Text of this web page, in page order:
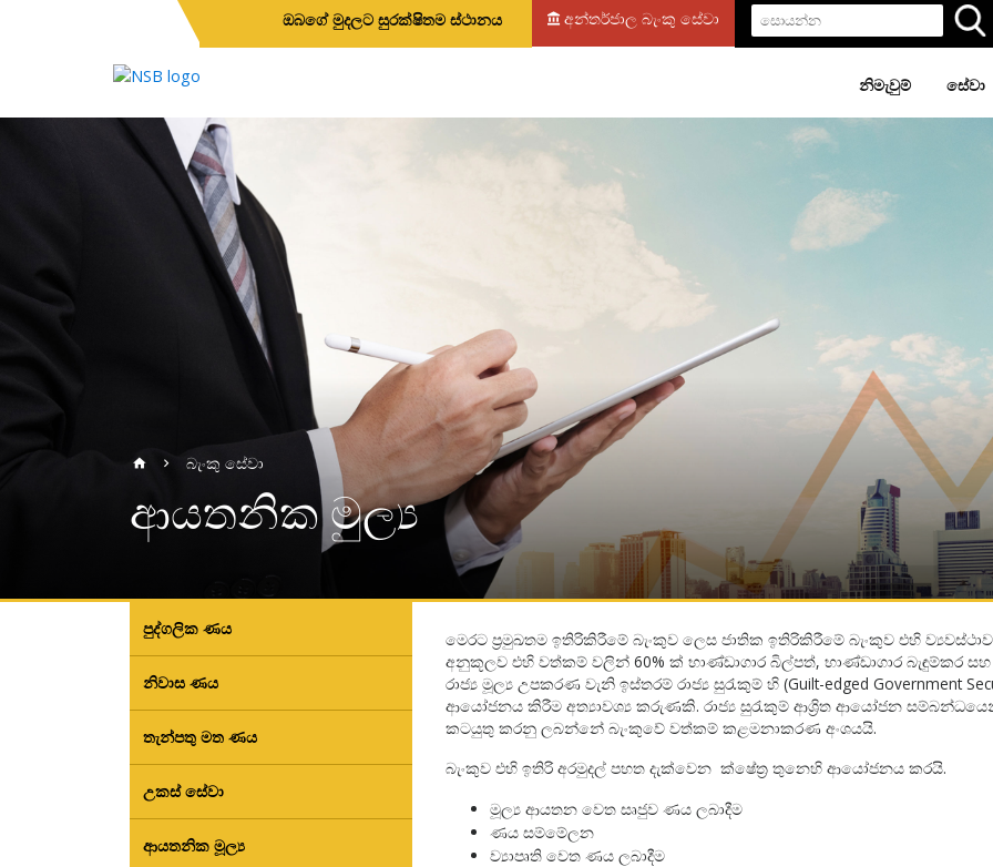
ඔබගේ මුදලට සුරක්ෂිතම ස්ථානය අන්තර්ජාල බැංකු සේවා
නිමැවුම් සේවා
බැංකු සේවා
ආයතනික මුල්‍ය
පුද්ගලික ණය
නිවාස ණය
තැන්පතු මත ණය
උකස් සේවා
ආයතනික මූල්‍ය
මෙරට ප‍්‍රමුඛතම ඉතිරිකිරීමේ බැංකුව ලෙස ජාතික ඉතිරිකිරීමේ බැංකුව එහි
අනුකූලව එහි වත්කම් වලින් 60% ක් භාණ්ඩාගාර බිල්පත්, භාණ්ඩාගාර බැඳුම්කර
රාජ්‍ය මූල්‍ය උපකරණ වැනි ඉස්තරම් රාජ්‍ය සුරැකුම් හි (Guilt-edged Government
ආයෝජනය කිරීම අත්‍යාවශ්‍ය කරුණකි. රාජ්‍ය සුරැකුම් ආශ්‍රිත ආයෝජන
කටයුතු කරනු ලබන්නේ බැංකුවේ වත්කම් කළමනාකරණ අංශයයි.
බැංකුව එහි ඉතිරි අරමුදල් පහත දැක්වෙන ක්ෂේත‍්‍ර තුනෙහි ආයෝජනය කරයි.
මූල්‍ය ආයතන වෙත සෘජුව ණය ලබාදීම
ණය සම්මේලන
ව්‍යාපෘති වෙත ණය ලබාදීම